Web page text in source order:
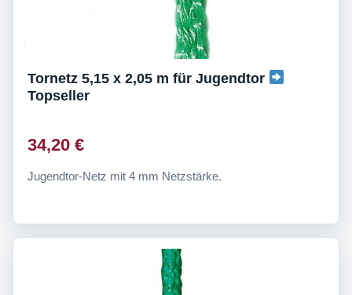
Tornetz 5,15 x 2,05 m für Jugendtor
Topseller
34,20 €
Jugendtor-Netz mit 4 mm Netzstärke.